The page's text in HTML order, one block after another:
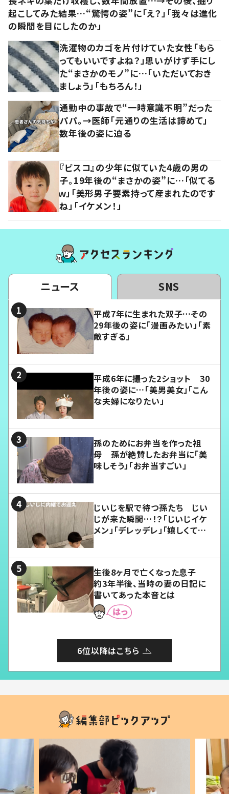
起こしてみた結果…“驚愕の姿”に「え？」「我々は進化
の瞬間を目にしたのか」
洗濯物のカゴを片付けていた女性「もら
ってもいいですよね？」思いがけず手にし
た“まさかのモノ”に…「いただいておき
ましょう」「もちろん！」
通勤中の事故で“一時意識不明”だった
パパ。→医師「元通りの生活は諦めて」
数年後の姿に迫る
『ビスコ』の少年に似ていた4歳の男の
子。19年後の“まさかの姿”に…「似てる
ｗ」「美形男子要素持って産まれたのです
ね」「イケメン！」
ニュース SNS
平成7年に生まれた双子…その
29年後の姿に「漫画みたい」「素
敵すぎる」
平成6年に撮った2ショット 30
年後の姿に…「美男美女」「こん
な夫婦になりたい」
孫のためにお弁当を作った祖
母 孫が絶賛したお弁当に「美
味しそう」「お弁当すごい」
じいじを駅で待つ孫たち じい
じが来た瞬間…！？「じいじイケ
メン」「デレッデレ」「嬉しくて可
生後8ヶ月で亡くなった息子
約3年半後、当時の妻の日記に
書いてあった本音とは
6位以降はこちら